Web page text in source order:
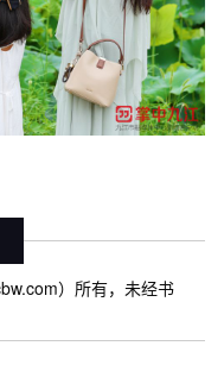
）所有，未经书